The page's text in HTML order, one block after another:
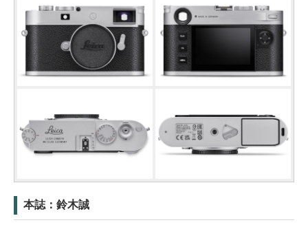
本誌：鈴木誠